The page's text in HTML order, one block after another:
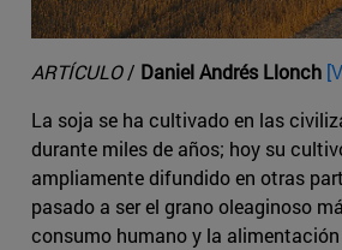
ARTÍCULO/ Daniel Andrés Llonch
La soja se ha cultivado en las
durante miles de años; hoy su
ampliamente difundido en otras
pasado a ser el grano oleaginoso
consumo humano y la